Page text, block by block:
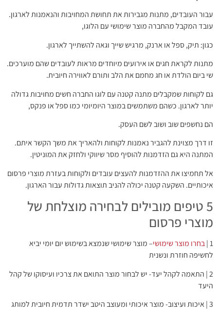
עבור העובדים, מתנות מגבירות את תחושת המחויבות והנאמנות לארגון.
עובד המקבל מהחברה מוצר שימושי עם הלוגו,
כגון: תיק, ספל או ארנק, מרגיש שייך וגאה להשתייך לארגון.
מתנות לקראת חגים או אירועים מיוחדים מראות לעובדים שהם מוערכים.
שי ביום הולדת או חג מחמם את הלב ותורם לאווירה חיובית.
גם לקוחות שמקבלים מתנה קטנה עם לוגו החברה חשים מחויבות גדולה
יותר לארגון. כשהם משתמשים במוצר היומיומי כמו ספל או פנקס,
הם נחשפים שוב ושוב לשם העסק.
זו דרך מצוינת להגביר נאמנות לקוחות ולהאריך את משך הקשר איתם.
המתנה היא גם הזדמנות להוסיף מסר שיווקי ולחזק את המוניטין.
אל תחמיצו את ההזדמנות להעצים עובדים ולקוחות בעזרת מוצרי פרסום
איכותיים. השקעה קטנה יכולה להניב תוצאות גדולות עבור הארגון.
5 טיפים מובילים לבחירה מוצלחת של
מוצרי פרסום
1 | בחרו מוצר שימושי– מוצר שימושי שנמצא בשימוש יום יומי יביא
לחשיפה חוזרת ונשנית
2 | התאמה לקהל יעד- יש לבחור מוצר התואם את צרכיו ועיסוקו של קהל
היעד
3 | איכות ועיצוב- מוצר איכותי ומעוצב היטב ישדר תדמית חיובית למותג